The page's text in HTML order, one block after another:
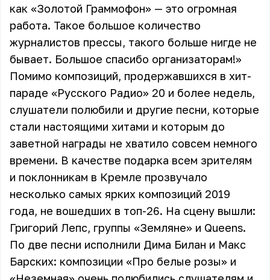
как «Золотой Граммофон» — это огромная
работа. Такое большое количество
журналистов прессы, такого больше нигде не
бывает. Большое спасибо организаторам!»
Помимо композиций, продержавшихся в хит-
параде «Русского Радио» 20 и более недель,
слушатели полюбили и другие песни, которые
стали настоящими хитами и которым до
заветной награды не хватило совсем немного
времени. В качестве подарка всем зрителям
и поклонникам в Кремле прозвучало
несколько самых ярких композиций 2019
года, не вошедших в топ-26. На сцену вышли:
Григорий Лепс, группы «Земляне» и Queens.
По две песни исполнили Дима Билан и Макс
Барских: композиции «Про белые розы» и